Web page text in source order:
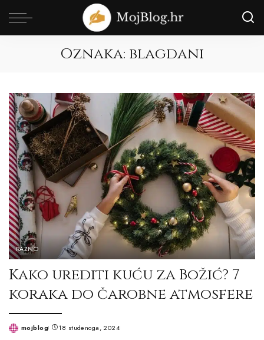
Oznaka: blagdani
RAZNO
Kako urediti kuću za Božić? 7
koraka do čarobne atmosfere
Postedmojblog 18 studenoga, 2024